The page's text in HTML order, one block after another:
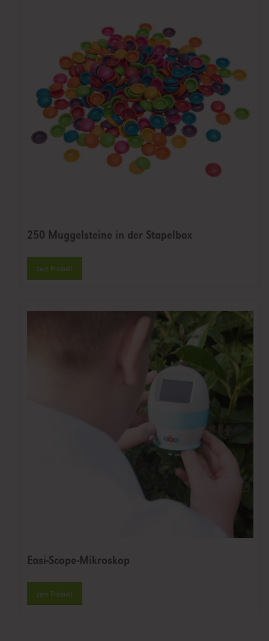
250 Muggelsteine in der Stapelbox
zum Produkt
Easi-Scope-Mikroskop
zum Produkt